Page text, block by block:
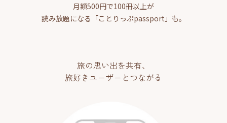
月額500円で100冊以上が
読み放題になる「ことりっぷpassport」も。
旅の思い出を共有、
旅好きユーザーとつながる